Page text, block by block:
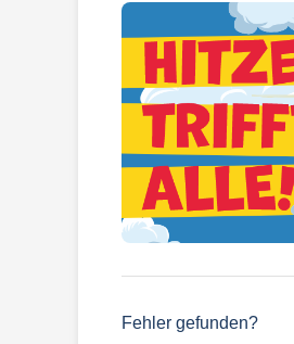
Fehler gefunden?